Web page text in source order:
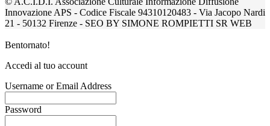
Innovazione APS - Codice Fiscale 94310120483 - Via Jacopo Nardi
21 - 50132 Firenze - SEO BY SIMONE ROMPIETTI SR WEB
Bentornato!
Accedi al tuo account
Username or Email Address
Password